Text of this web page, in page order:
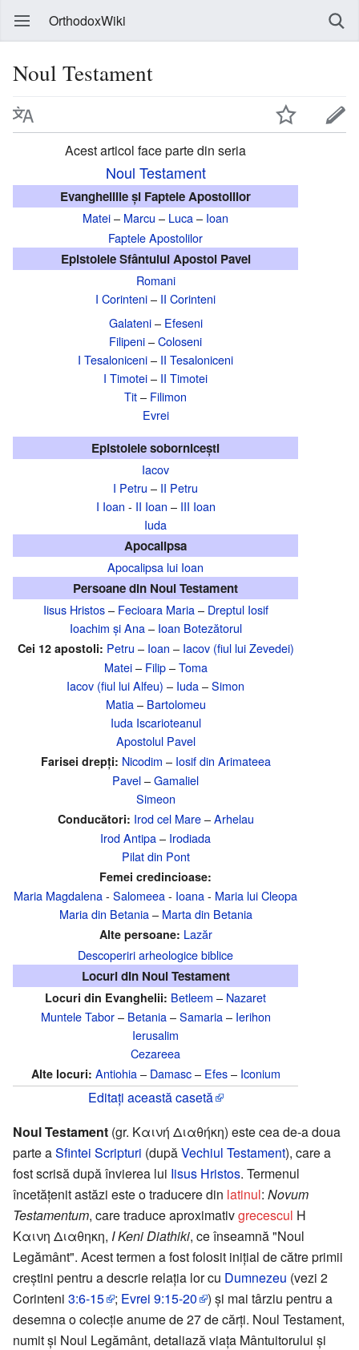
OrthodoxWiki
Noul Testament
Acest articol face parte din seria
Noul Testament
Evangheliile și Faptele Apostolilor
Matei– Marcu – Luca– Ioan
Faptele Apostolilor
Epistolele Sfântului Apostol Pavel
Romani
I Corinteni– II Corinteni
Galateni– Efeseni
Filipeni–Coloseni
I Tesaloniceni– II Tesaloniceni
I Timotei– II Timotei
Tit– Filimon
Evrei
Epistolele sobornicești
Iacov
I Petru – II Petru
I Ioan - II Ioan – III Ioan
Iuda
Apocalipsa
Apocalipsa lui Ioan
Persoane din Noul Testament
Iisus Hristos– Fecioara Maria– Dreptul Iosif
Ioachim și Ana– Ioan Botezătorul
Cei 12 apostoli: Petru – Ioan – Iacov (fiul lui Zevedei)
Matei– Filip–Toma
Iacov (fiul lui Alfeu) – Iuda–Simon
Matia– Bartolomeu
Iuda Iscarioteanul
Apostolul Pavel
Farisei drepți: Nicodim – Iosif din Arimateea
Pavel–Gamaliel
Simeon
Conducători: Irod cel Mare–Arhelau
Irod Antipa– Irodiada
Pilat din Pont
Femei credincioase:
Maria Magdalena- Salomeea- Ioana- Maria lui Cleopa
Maria din Betania– Marta din Betania
Alte persoane: Lazăr
Descoperiri arheologice biblice
Locuri din Noul Testament
Locuri din Evanghelii: Betleem – Nazaret
Muntele Tabor– Betania–Samaria– Ierihon
Ierusalim
Cezareea
Alte locuri: Antiohia– Damasc– Efes– Iconium
Editați această casetă
Noul Testament (gr. Καινή Διαθήκη) este cea de-a doua
parte aSfintei Scripturi (dupăVechiul Testament), care a
fost scrisă după învierea lui Iisus Hristos. Termenul
încetăţenit astăzi este o traducere din latinul: Novum
Testamentum, care traduce aproximativgrecescul Η
Καινη Διαθηκη, I Keni Diathiki, ce înseamnă "Noul
Legământ". Acest termen a fost folosit iniţial de către primii
creştini pentru a descrie relaţia lor cu Dumnezeu (vezi 2
Corinteni 3:6-15 ; Evrei 9:15-20
) şi mai târziu pentru a
desemna o colecţie anume de 27 de cărţi. Noul Testament,
numit şi Noul Legământ, detaliază viaţa Mântuitorului şi